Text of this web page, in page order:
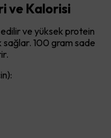
ve Kalorisi
ve yüksek protein
sağlar. 100 gram sade